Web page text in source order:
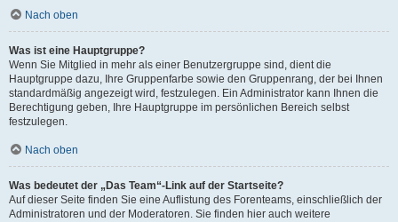
Nach oben
Was ist eine Hauptgruppe?
Wenn Sie Mitglied in mehr als einer Benutzergruppe sind, dient die
Hauptgruppe dazu, Ihre Gruppenfarbe sowie den Gruppenrang, der bei Ihnen
standardmäßig angezeigt wird, festzulegen. Ein Administrator kann Ihnen die
Berechtigung geben, Ihre Hauptgruppe im persönlichen Bereich selbst
festzulegen.
Nach oben
Was bedeutet der „Das Team“-Link auf der Startseite?
Auf dieser Seite finden Sie eine Auflistung des Forenteams, einschließlich der
Administratoren und der Moderatoren. Sie finden hier auch weitere